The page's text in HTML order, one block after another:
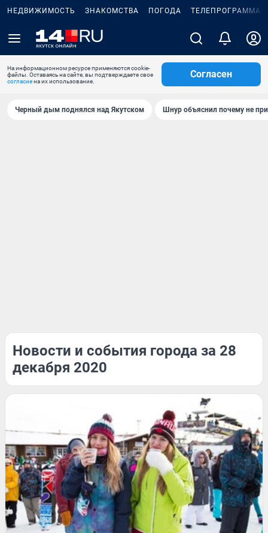
НЕДВИЖИМОСТЬ ЗНАКОМСТВА ПОГОДА ТЕЛЕПРОГРАММА
На информационном ресурсе применяются cookie-
файлы. Оставаясь на сайте, вы подтверждаете свое
согласиена их использование.
Согласен
Черный дым поднялся над Якутском Шнур объяснил почему не
Новости и события города за 28
декабря 2020